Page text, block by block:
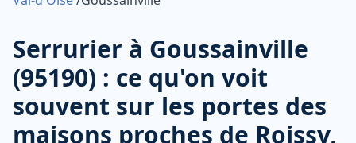
Serrurier à Goussainville
(95190) : ce qu'on voit
souvent sur les portes des
maisons proches de Roissy,